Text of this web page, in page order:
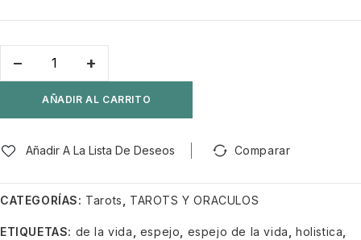
AÑADIR AL CARRITO
Añadir A La Lista De Deseos Comparar
CATEGORÍAS: Tarots, TAROTS Y ORACULOS
ETIQUETAS: de la vida, espejo, espejo de la vida, holistica,